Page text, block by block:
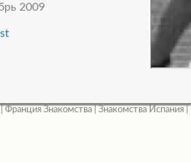
2009
Франция Знакомства Знакомства Испания